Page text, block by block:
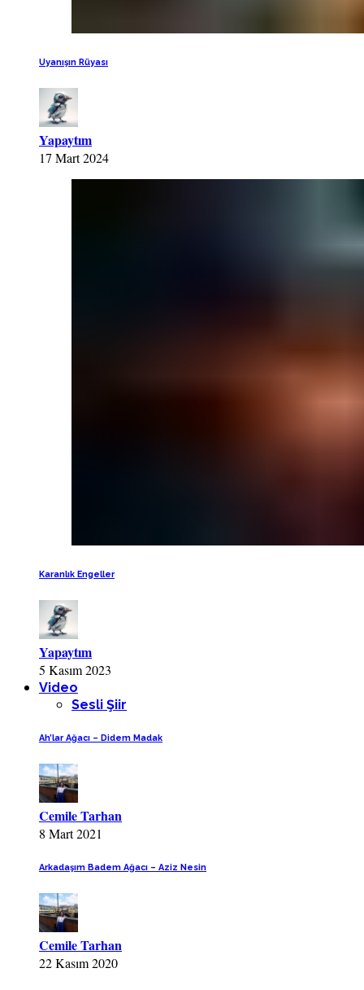
Uyanışın Rüyası
Yapaytım
17 Mart 2024
Karanlık Engeller
Yapaytım
5 Kasım 2023
Video
Sesli Şiir
Ah’lar Ağacı – Didem Madak
Cemile Tarhan
8 Mart 2021
Arkadaşım Badem Ağacı – Aziz Nesin
Cemile Tarhan
22 Kasım 2020